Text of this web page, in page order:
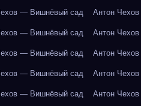
— Вишнёвый сад Антон
— Вишнёвый сад Антон
— Вишнёвый сад Антон
— Вишнёвый сад Антон
— Вишнёвый сад Антон